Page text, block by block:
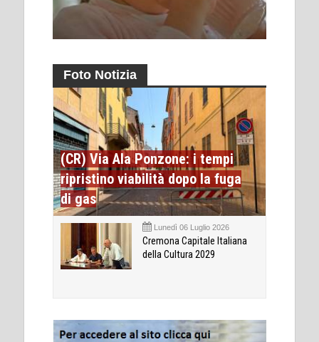
Foto Notizia
(CR) Via Ala Ponzone: i tempi
ripristino viabilità dopo la fuga
di gas
Lunedì 06 Luglio 2026
Cremona Capitale Italiana
della Cultura 2029